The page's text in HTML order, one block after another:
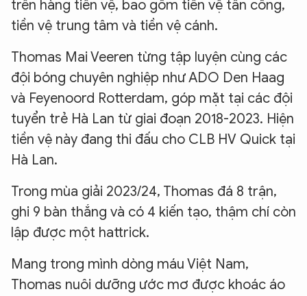
trên hàng tiền vệ, bao gồm tiền vệ tấn công,
tiền vệ trung tâm và tiền vệ cánh.
Thomas Mai Veeren từng tập luyện cùng các
đội bóng chuyên nghiệp như ADO Den Haag
và Feyenoord Rotterdam, góp mặt tại các đội
tuyển trẻ Hà Lan từ giai đoạn 2018-2023. Hiện
tiền vệ này đang thi đấu cho CLB HV Quick tại
Hà Lan.
Trong mùa giải 2023/24, Thomas đá 8 trận,
ghi 9 bàn thắng và có 4 kiến tạo, thậm chí còn
lập được một hattrick.
Mang trong mình dòng máu Việt Nam,
Thomas nuôi dưỡng ước mơ được khoác áo